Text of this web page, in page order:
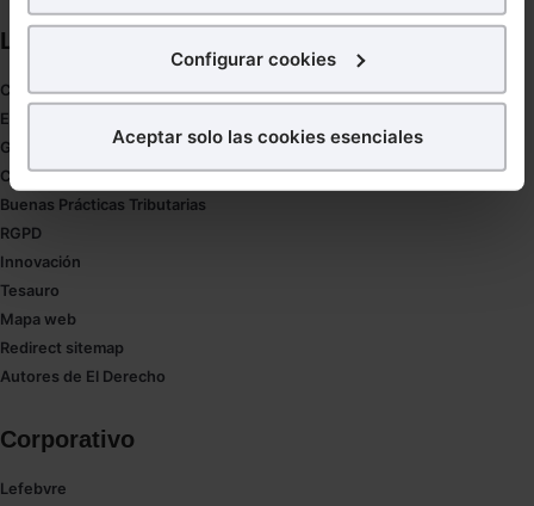
para poder mostrarte publicidad y contenidos de tu
¿Qué puedes hacer?
en la web sea óptima
Puedesaceptar solo las esenciales
todas las cookies excepto aquellas imprescindibles.
También puedes
seleccionar solo aquellas que quieras permitir en tu
navegador. Si no seleccionas ninguna utilizaremos
las que sean indispensables para la navegación.
Configurar cookies
Aceptar solo las cookies esenciales
Links directos
Coronavirus
Estudio de salud abogacía
Gestión de despachos
Compliance
Buenas Prácticas Tributarias
RGPD
Innovación
Tesauro
Mapa web
Redirect sitemap
Autores de El Derecho
Corporativo
Lefebvre